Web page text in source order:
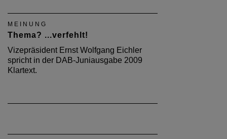
MEINUNG
Thema? ...verfehlt!
Vizepräsident Ernst Wolfgang Eichler
spricht in der DAB-Juniausgabe 2009
Klartext.